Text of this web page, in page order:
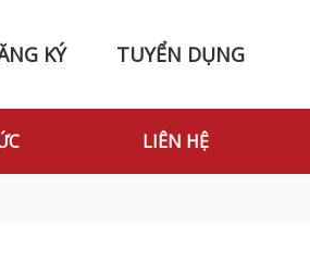
KÝ TUYỂN DỤNG
LIÊN HỆ